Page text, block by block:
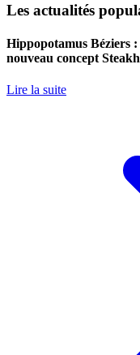
Les actualités
Hippopotamus Béziers
nouveau concept
Lire la suite